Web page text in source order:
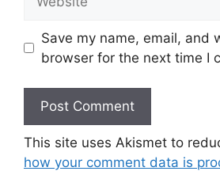
Save my name, email, and
browser for the next time I
This site uses Akismet to
how your comment data is